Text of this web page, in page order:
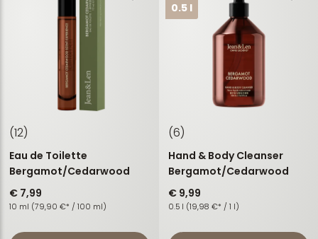
(12)
Eau de Toilette
Bergamot/Cedarwood
€ 7,99
10 ml (79,90 €* / 100 ml)
0.5 l
(6)
Hand & Body Cleanser
Bergamot/Cedarwood
€ 9,99
0.5 l (19,98 €* / 1 l)